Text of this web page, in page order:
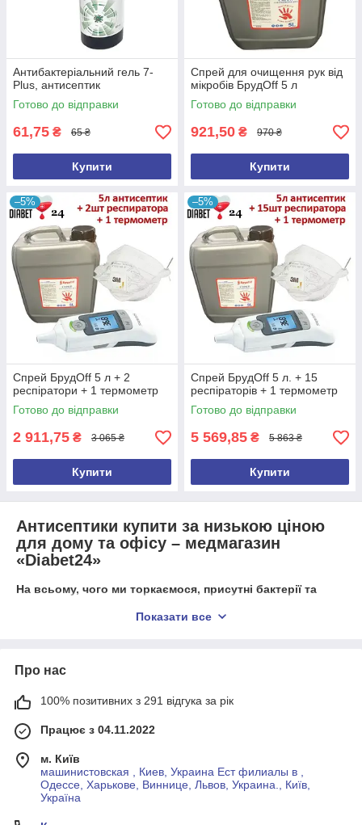
цьому вони абсолютно безпечні для людини.
Підійдуть для тих випадків, коли немає
можливості вимити руки з милом. Для вас
доступні різні види антисептичних засобів за
достатньо доступними цінами!
Обрати антисептик
Найпопулярніші товари
Антисептичні засоби (Акційні)
купівлі через "Prom Оплата". Безкоштовна доставка
Антибактеріальний гель 7-
Plus, антисептик
Готово до відправки
61,75 ₴ 65 ₴
Купити
Спрей для очищення рук від
мікробів БрудOff 5 л
Готово до відправки
921,50 ₴ 970 ₴
Купити
–5%
Спрей БрудOff 5 л + 2
респіратори + 1 термометр
Готово до відправки
2 911,75 ₴ 3 065 ₴
Купити
–5%
Спрей БрудOff 5 л. + 15
респіраторів + 1 термометр
Готово до відправки
5 569,85 ₴ 5 863 ₴
Купити
Антисептики купити за низькою ціною
для дому та офісу – медмагазин
«Diabet24»
На всьому, чого ми торкаємося, присутні бактерії та
організму, викликають інфекційні хвороби. Антисептик
Україні можна на сайті магазину «Диабет24».
Коли можна користуватися
антисептиком для рук
Антисептик для рук застосовують, коли потрібно
швидко очистити руки від забруднень та
продезінфікувати їх. Особливо в тих випадках, коли в
даний момент немає доступу до води та мила.
Антисептик допомагає значно зменшити кількість
Показати все
Про нас
100% позитивних з 291 відгука за рік
Працює з 04.11.2022
м. Київ
машинистовская , Киев, Украина Ест филиалы в ,
Одессе, Харькове, Виннице, Львов, Украина., Київ,
Україна